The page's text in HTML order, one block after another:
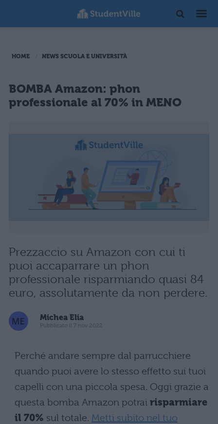
HOME NEWS SCUOLA E UNIVERSITÀ
BOMBA Amazon: phon
professionale al 70% in MENO
Prezzaccio su Amazon con cui ti
puoi accaparrare un phon
professionale risparmiando quasi 84
euro, assolutamente da non perdere.
Michea Elia
Pubblicato il 7 nov 2022
Perché andare sempre dal parrucchiere
quando puoi avere lo stesso effetto sui tuoi
capelli con una piccola spesa. Oggi grazie a
questa bomba Amazon potrai risparmiare
il 70% sul totale. Metti subito nel tuo